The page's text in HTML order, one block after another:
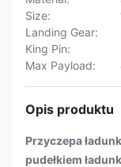
Size:
Landing Gear:
King Pin:
Max Payload:
Opis produktu
Przyczepa
pudełkiem